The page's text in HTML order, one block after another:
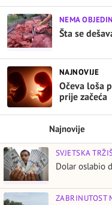
NEMA
Šta se
NAJNOVIJE
Očeva loša
prije začeća
Najnovije
SVJETSKA
Dolar oslabio
ZABRINUTOST